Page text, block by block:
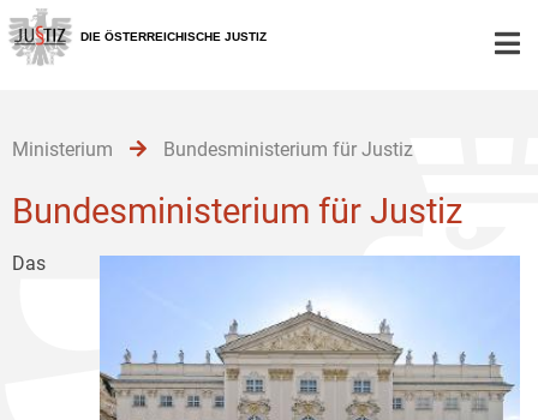
Zur
Hauptnavigation
[1]
Zum
Inhalt
[2]
Zum
Untermenü
[3]
DIE ÖSTERREICHISCHE JUSTIZ
Ministerium Bundesministerium für Justiz
Bundesministerium für Justiz
Das